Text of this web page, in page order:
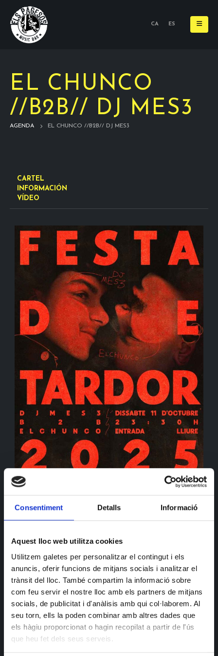
Consentiment Detalls Informació
Aquest lloc web utilitza cookies
Utilitzem galetes per personalitzar el contingut i els
anuncis, oferir funcions de mitjans socials i analitzar el
trànsit del lloc. També compartim la informació sobre
com feu servir el nostre lloc amb els partners de mitjans
socials, de publicitat i d'anàlisis amb qui col·laborem. Al
seu torn, ells la poden combinar amb altres dades que
els hàgiu proporcionat o hagin recopilat a partir de l'ús
que heu fet dels seus serveis.
CA ES
EL CHUNCO
//B2B// DJ MES3
AGENDA EL CHUNCO //B2B// DJ MES3
CARTEL
INFORMACIÓN
VÍDEO
Aquest dissabte a Els Pagesos ens espera una Festa de
Tardor amb traca. El Chunco i el DJ Mes3 s’ajunten en
potents i bona vibra.
Entrada lliure fins completar l’aforament. No us ho
perdeu!